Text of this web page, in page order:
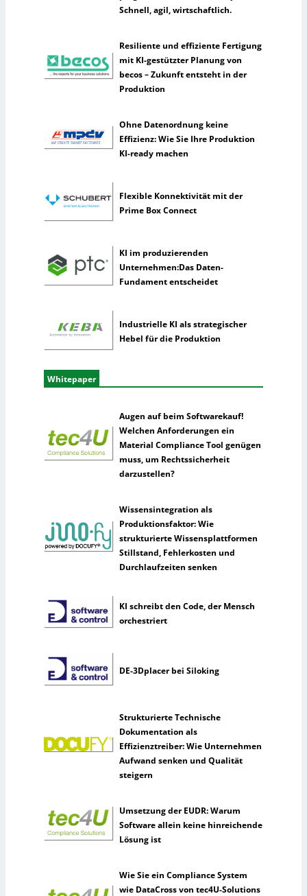
h
e
e
l
g
e
n
Schnell, agil, wirtschaftlich.
Resiliente und effiziente Fertigung
mit KI-gestützter Planung von
becos – Zukunft entsteht in der
Produktion
Ohne Datenordnung keine
Effizienz: Wie Sie Ihre Produktion
KI-ready machen
Flexible Konnektivität mit der
Prime Box Connect
KI im produzierenden
Unternehmen:Das Daten-
Fundament entscheidet
Industrielle KI als strategischer
Hebel für die Produktion
Whitepaper
Augen auf beim Softwarekauf!
Welchen Anforderungen ein
Material Compliance Tool genügen
muss, um Rechtssicherheit
darzustellen?
Wissensintegration als
Produktionsfaktor: Wie
strukturierte Wissensplattformen
Stillstand, Fehlerkosten und
Durchlaufzeiten senken
KI schreibt den Code, der Mensch
orchestriert
DE-3Dplacer bei Siloking
Strukturierte Technische
Dokumentation als
Effizienztreiber: Wie Unternehmen
Aufwand senken und Qualität
steigern
Umsetzung der EUDR: Warum
Software allein keine hinreichende
Lösung ist
Wie Sie ein Compliance System
wie DataCross von tec4U-Solutions